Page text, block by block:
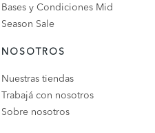
Bases y Condiciones Mid
Season Sale
NOSOTROS
Nuestras tiendas
Trabajá con nosotros
Sobre nosotros